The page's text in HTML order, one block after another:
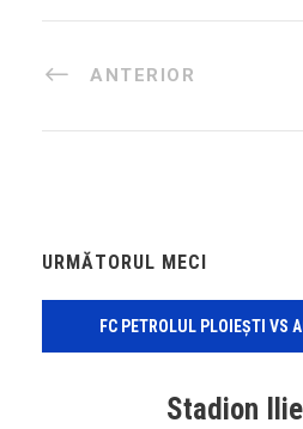
ANTERIOR
URMĂTORUL MECI
FC PETROLUL PLOIEȘTI VS
Stadion